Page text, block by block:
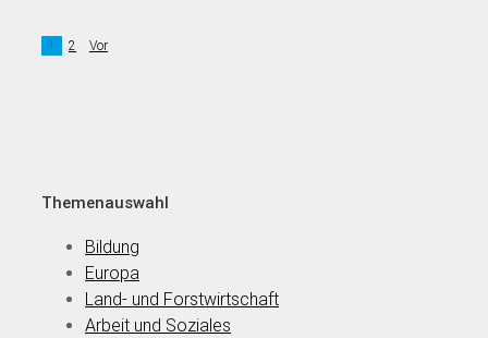
1 2 Vor
Themenauswahl
Bildung
Europa
Land- und Forstwirtschaft
Arbeit und Soziales